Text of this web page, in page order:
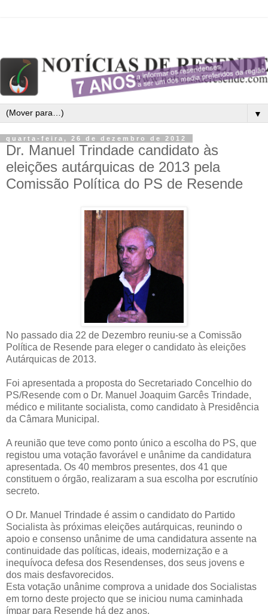
▼
quarta-feira, 26 de dezembro de 2012
Dr. Manuel Trindade candidato às
eleições autárquicas de 2013 pela
Comissão Política do PS de Resende
No passado dia 22 de Dezembro reuniu-se a Comissão
Política de Resende para eleger o candidato às eleições
Autárquicas de 2013.
Foi apresentada a proposta do Secretariado Concelhio do
PS/Resende com o Dr. Manuel Joaquim Garcês Trindade,
médico e militante socialista, como candidato à Presidência
da Câmara Municipal.
A reunião que teve como ponto único a escolha do PS, que
registou uma votação favorável e unânime da candidatura
apresentada. Os 40 membros presentes, dos 41 que
constituem o órgão, realizaram a sua escolha por escrutínio
secreto.
O Dr. Manuel Trindade é assim o candidato do Partido
Socialista às próximas eleições autárquicas, reunindo o
apoio e consenso unânime de uma candidatura assente na
continuidade das políticas, ideais, modernização e a
inequívoca defesa dos Resendenses, dos seus jovens e
dos mais desfavorecidos.
Esta votação unânime comprova a unidade dos Socialistas
em torno deste projecto que se iniciou numa caminhada
ímpar para Resende há dez anos.